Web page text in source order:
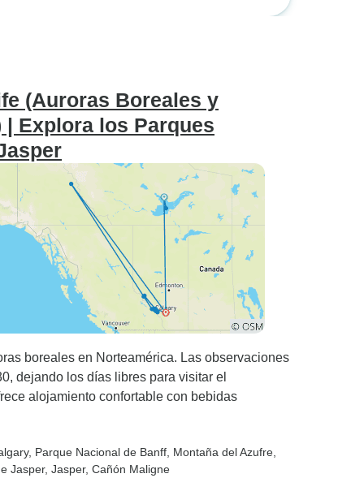
la mejor
todo lo
Muy
estupendos y el tiempo de
respuesta a los correos
electrónicos fue muy rápido.
(Auroras Boreales y
| Explora los Parques
boreales en Norteamérica. Las observaciones
dejando los días libres para visitar el
alojamiento confortable con bebidas
, Parque Nacional de Banff , Montaña del Azufre
Jasper, Jasper, Cañón Maligne